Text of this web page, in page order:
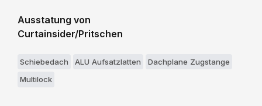
Ausstatung von
Curtainsider/Pritschen
Schiebedach ALU Aufsatzlatten
Dachplane Zugstange
Multilock